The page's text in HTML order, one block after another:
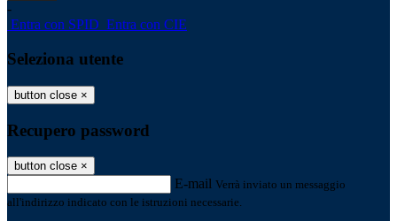
-
Entra con SPID Entra con CIE
Seleziona utente
button close ×
Recupero password
button close ×
E-mail Verrà inviato un messaggio
all'indirizzo indicato con le istruzioni necessarie.